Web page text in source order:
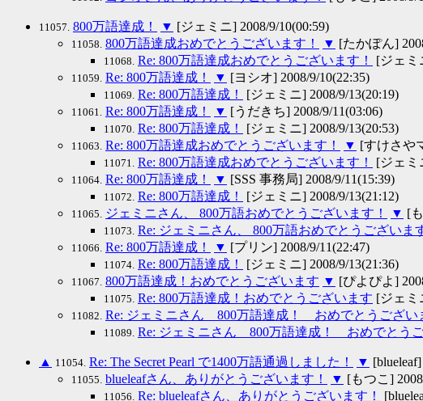
11057. 800万語達成！ ▼ [ジェミニ] 2008/9/10(00:59)
11058. 800万語達成おめでとうございます！ ▼ [たかぽん]
11068. Re: 800万語達成おめでとうございます！ [ジェミ
11059. Re: 800万語達成！ ▼ [ヨシオ] 2008/9/10(22:35)
11069. Re: 800万語達成！ [ジェミニ] 2008/9/13(20:19)
11061. Re: 800万語達成！ ▼ [うだきち] 2008/9/11(03:06)
11070. Re: 800万語達成！ [ジェミニ] 2008/9/13(20:53)
11063. Re: 800万語達成おめでとうございます！ ▼ [すけさや
11071. Re: 800万語達成おめでとうございます！ [ジェミ
11064. Re: 800万語達成！ ▼ [SSS 事務局] 2008/9/11(15:39)
11072. Re: 800万語達成！ [ジェミニ] 2008/9/13(21:12)
11065. ジェミニさん、 800万語おめでとうございます！ ▼ [
11073. Re: ジェミニさん、 800万語おめでとうございま
11066. Re: 800万語達成！ ▼ [プリン] 2008/9/11(22:47)
11074. Re: 800万語達成！ [ジェミニ] 2008/9/13(21:36)
11067. 800万語達成！おめでとうございます ▼ [ぴよぴよ]
11075. Re: 800万語達成！おめでとうございます [ジェミ
11082. Re: ジェミニさん 800万語達成！ おめでとうござい
11089. Re: ジェミニさん 800万語達成！ おめでとう
▲ 11054. Re: The Secret Pearl で1400万語通過しました！ ▼
11055. blueleafさん、ありがとうございます！ ▼ [もつこ]
11056. Re: blueleafさん、ありがとうございます！